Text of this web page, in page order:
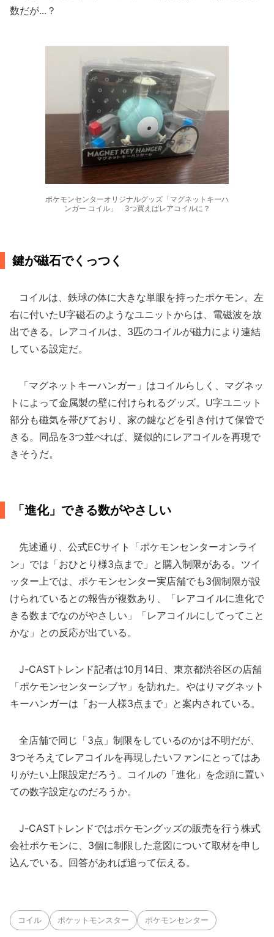
数だが...？
ポケモンセンターオリジナルグッズ「マグネットキーハ
ンガー コイル」 3つ買えばレアコイルに？
鍵が磁石でくっつく
コイルは、鉄球の体に大きな単眼を持ったポケモン。左
右に付いたU字磁石のようなユニットからは、電磁波を放
出できる。レアコイルは、3匹のコイルが磁力により連結
している設定だ。
「マグネットキーハンガー」はコイルらしく、マグネッ
トによって金属製の壁に付けられるグッズ。U字ユニット
部分も磁気を帯びており、家の鍵などを引き付けて保管で
きる。同品を3つ並べれば、疑似的にレアコイルを再現で
きそうだ。
「進化」できる数がやさしい
先述通り、公式ECサイト「ポケモンセンターオンライ
ン」では「おひとり様3点まで」と購入制限がある。ツイ
ッター上では、ポケモンセンター実店舗でも3個制限が設
けられているとの報告が複数あり、「レアコイルに進化で
きる数までなのがやさしい」「レアコイルにしてってこと
かな」との反応が出ている。
J-CASTトレンド記者は10月14日、東京都渋谷区の店舗
「ポケモンセンターシブヤ」を訪れた。やはりマグネット
キーハンガーは「お一人様3点まで」と案内されている。
全店舗で同じ「3点」制限をしているのかは不明だが、
3つそろえてレアコイルを再現したいファンにとってはあ
りがたい上限設定だろう。コイルの「進化」を念頭に置い
ての数字設定なのだろうか。
J-CASTトレンドではポケモングッズの販売を行う株式
会社ポケモンに、3個に制限した意図について取材を申し
込んでいる。回答があれば追って伝える。
コイル ポケットモンスター ポケモンセンター